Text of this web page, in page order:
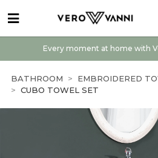
Every moment at home with
BATHROOM
EMBROIDERED
CUBO TOWEL SET